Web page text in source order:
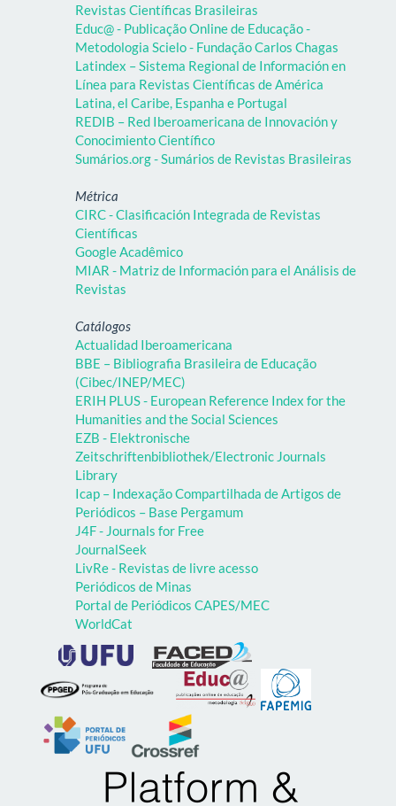
Revistas Científicas Brasileiras
Educ@ - Publicação Online de Educação -
Metodologia Scielo - Fundação Carlos Chagas
Latindex – Sistema Regional de Información en
Línea para Revistas Científicas de América
Latina, el Caribe, Espanha e Portugal
REDIB – Red Iberoamericana de Innovación y
Conocimiento Científico
Sumários.org - Sumários de Revistas Brasileiras
Métrica
CIRC - Clasificación Integrada de Revistas
Científicas
Google Acadêmico
MIAR - Matriz de Información para el Análisis de
Revistas
Catálogos
Actualidad Iberoamericana
BBE – Bibliografia Brasileira de Educação
(Cibec/INEP/MEC)
ERIH PLUS - European Reference Index for the
Humanities and the Social Sciences
EZB - Elektronische
Zeitschriftenbibliothek/Electronic Journals
Library
Icap – Indexação Compartilhada de Artigos de
Periódicos – Base Pergamum
J4F - Journals for Free
JournalSeek
LivRe - Revistas de livre acesso
Periódicos de Minas
Portal de Periódicos CAPES/MEC
WorldCat